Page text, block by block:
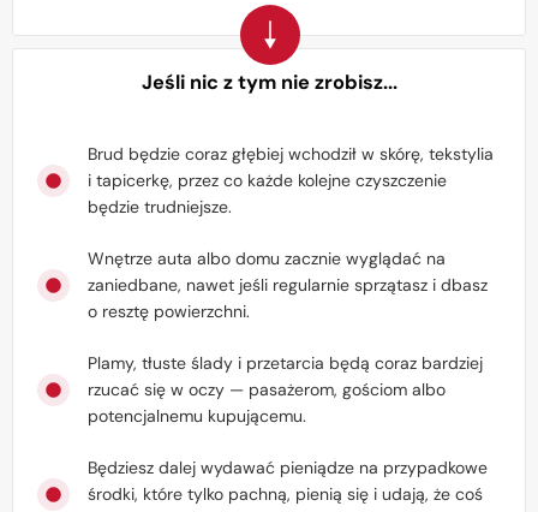
Jeśli nic z tym nie zrobisz...
Brud będzie coraz głębiej wchodził w skórę, tekstylia
i tapicerkę, przez co każde kolejne czyszczenie
będzie trudniejsze.
Wnętrze auta albo domu zacznie wyglądać na
zaniedbane, nawet jeśli regularnie sprzątasz i dbasz
o resztę powierzchni.
Plamy, tłuste ślady i przetarcia będą coraz bardziej
rzucać się w oczy — pasażerom, gościom albo
potencjalnemu kupującemu.
Będziesz dalej wydawać pieniądze na przypadkowe
środki, które tylko pachną, pienią się i udają, że coś